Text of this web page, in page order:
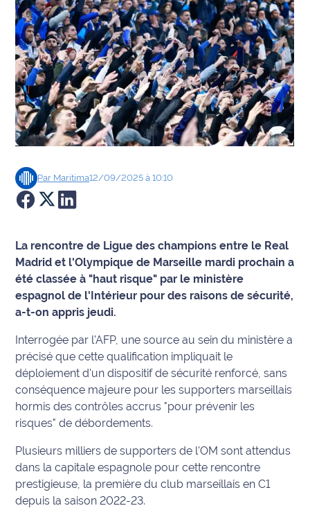
OM
Agenda
Faits
divers
Sports
Société
Culture
Économie
Éducation
Emploi
Environnement
Info
route
Justice
Loisirs
Météo
Par Maritima12/09/2025 à 10:10
La rencontre de Ligue des champions entre le Real
Madrid et l'Olympique de Marseille mardi prochain a
été classée à "haut risque" par le ministère
espagnol de l'Intérieur pour des raisons de sécurité,
a-t-on appris jeudi.
Interrogée par l'AFP, une source au sein du ministère a
précisé que cette qualification impliquait le
déploiement d'un dispositif de sécurité renforcé, sans
conséquence majeure pour les supporters marseillais
hormis des contrôles accrus "pour prévenir les
risques" de débordements.
Plusieurs milliers de supporters de l'OM sont attendus
dans la capitale espagnole pour cette rencontre
prestigieuse, la première du club marseillais en C1
depuis la saison 2022-23.